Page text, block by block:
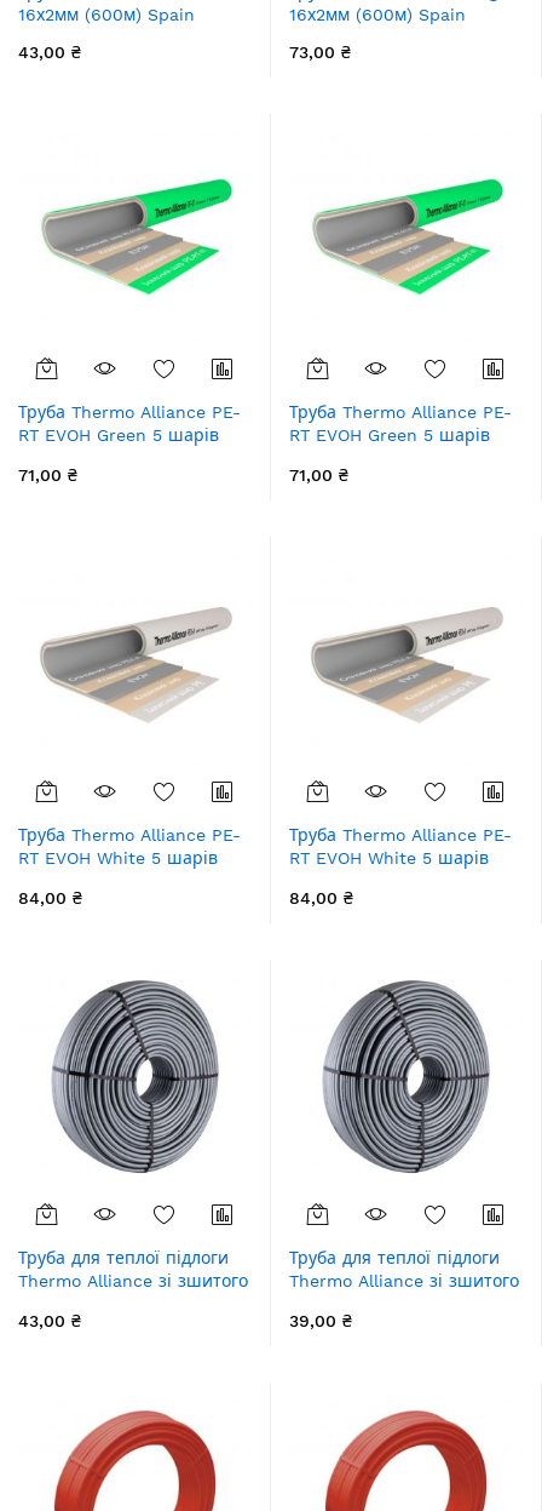
16х2мм (600м) Spain
43,00 ₴
16х2мм (600м) Spain
73,00 ₴
Труба Thermo Alliance PE-
RT EVOH Green 5 шарів
71,00 ₴
Труба Thermo Alliance PE-
RT EVOH Green 5 шарів
71,00 ₴
Труба Thermo Alliance PE-
RT EVOH White 5 шарів
84,00 ₴
Труба Thermo Alliance PE-
RT EVOH White 5 шарів
84,00 ₴
Труба для теплої підлоги
Thermo Alliance зі зшитого
16x2.0 мм (240 м)
43,00 ₴
Труба для теплої підлоги
Thermo Alliance зі зшитого
16x2.0 мм (600 м)
39,00 ₴